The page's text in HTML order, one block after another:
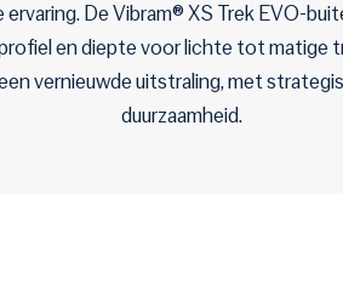
De Vibram® XS Trek EVO-
en diepte voor lichte tot matige
vernieuwde uitstraling, met
duurzaamheid.